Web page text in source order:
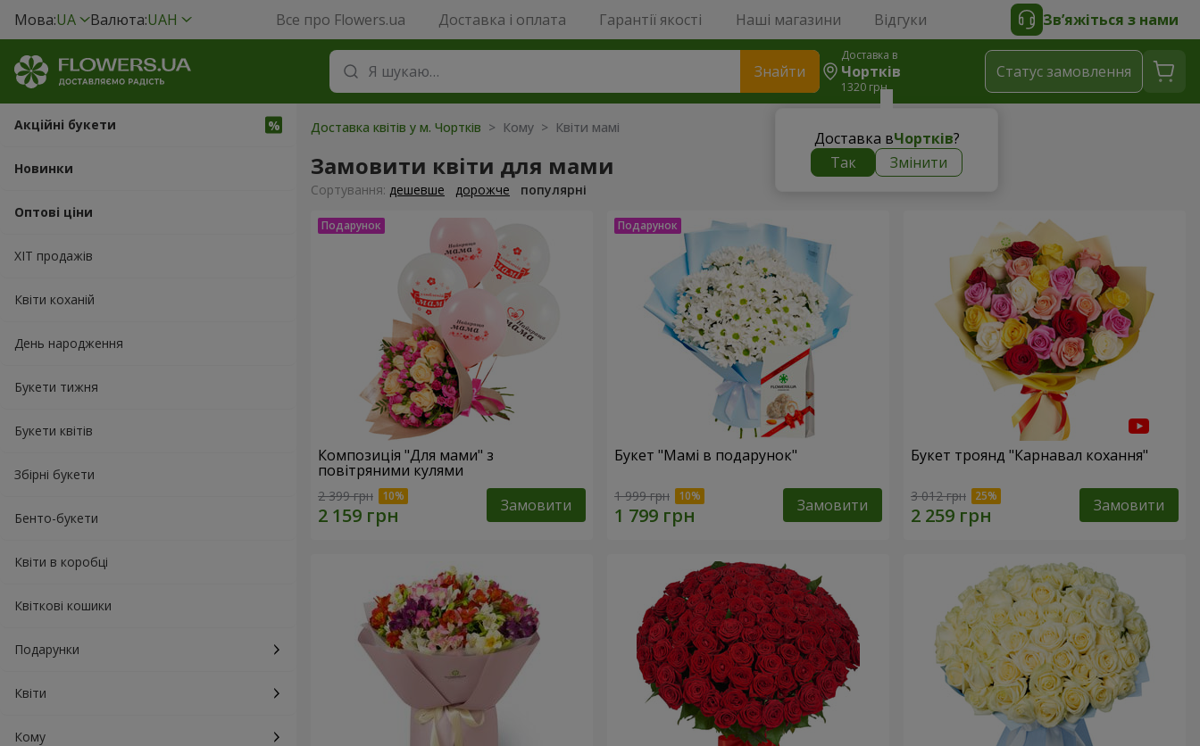
Мова:UA Валюта:UAH Все про Flowers.ua Доставка і оплата Гарантії якості Наші магазини Відгуки Зв’яжіться з нами
Знайти
Доставка в
Чортків
1320 грн
Доставка вЧортків?
Так
Змінити
Статус замовлення
Акційні букети
Новинки
Оптові ціни
ХІТ продажів
Квіти коханій
День народження
Букети тижня
Букети квітів
Збірні букети
Бенто-букети
Квіти в коробці
Квіткові кошики
Подарунки
Квіти
Кому
Доставка квітів у м. Чортків > Кому > Квіти мамі
Замовити квіти для мами
Сортування: дешевше дорожче популярні
Композиція "Для мами" з
повітряними кулями
2 399 грн Замовити
Букет "Мамі в подарунок"
1 999 грн Замовити
Букет троянд "Карнавал кохання"
3 012 грн Замовити